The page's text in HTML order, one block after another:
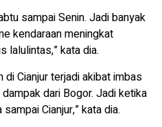
sampai Senin. Jadi banyak
kendaraan meningkat
lalulintas,” kata dia.
Cianjur terjadi akibat imbas
dampak dari Bogor. Jadi ketika
Cianjur,” kata dia.